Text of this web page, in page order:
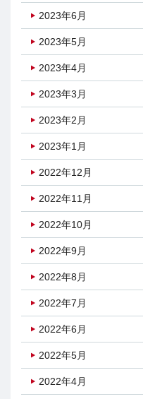
2023年6月
2023年5月
2023年4月
2023年3月
2023年2月
2023年1月
2022年12月
2022年11月
2022年10月
2022年9月
2022年8月
2022年7月
2022年6月
2022年5月
2022年4月